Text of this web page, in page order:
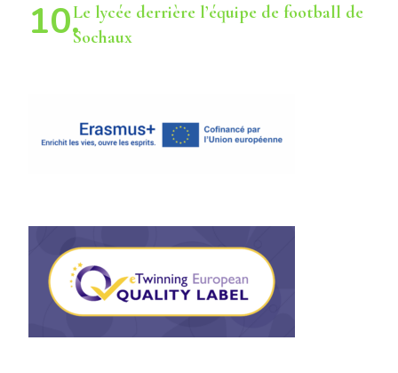
Le lycée derrière l’équipe de football de
Sochaux